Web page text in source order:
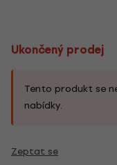
Ukončený prodej
Tento produkt se
nabídky.
Zeptat se